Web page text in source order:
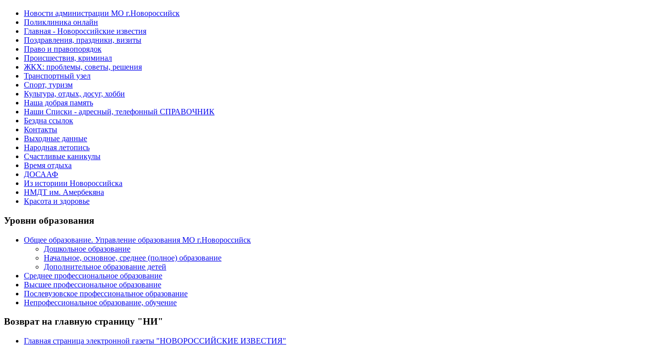
Новости администрации МО г.Новороссийск
Поликлиника онлайн
Главная - Новороссийские известия
Поздравления, праздники, визиты
Право и правопорядок
Происшествия, криминал
ЖКХ: проблемы, советы, решения
Транспортный узел
Спорт, туризм
Культура, отдых, досуг, хобби
Наша добрая память
Наши Списки - адресный, телефонный СПРАВОЧНИК
Бездна ссылок
Контакты
Выходные данные
Народная летопись
Счастливые каникулы
Время отдыха
ДОСААФ
Из историии Новороссийска
НМДТ им. Амербекяна
Красота и здоровье
Уровни образования
Общее образование. Управление образования МО г.Новороссийск
Дошкольное образование
Начальное, основное, среднее (полное) образование
Дополнительное образование детей
Среднее профессиональное образование
Высшее профессиональное образование
Послевузовское профессиональное образование
Непрофессиональное образование, обучение
Возврат на главную страницу "НИ"
Главная страница электронной газеты "НОВОРОССИЙСКИЕ ИЗВЕСТИЯ"